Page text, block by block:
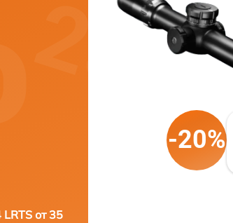
от 35
-20%